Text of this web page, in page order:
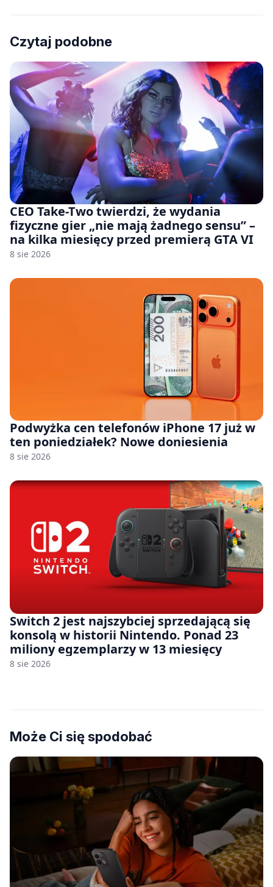
Czytaj podobne
CEO Take-Two twierdzi, że wydania
fizyczne gier „nie mają żadnego sensu” –
na kilka miesięcy przed premierą GTA VI
8 sie 2026
Podwyżka cen telefonów iPhone 17 już w
ten poniedziałek? Nowe doniesienia
8 sie 2026
Switch 2 jest najszybciej sprzedającą się
konsolą w historii Nintendo. Ponad 23
miliony egzemplarzy w 13 miesięcy
8 sie 2026
Może Ci się spodobać